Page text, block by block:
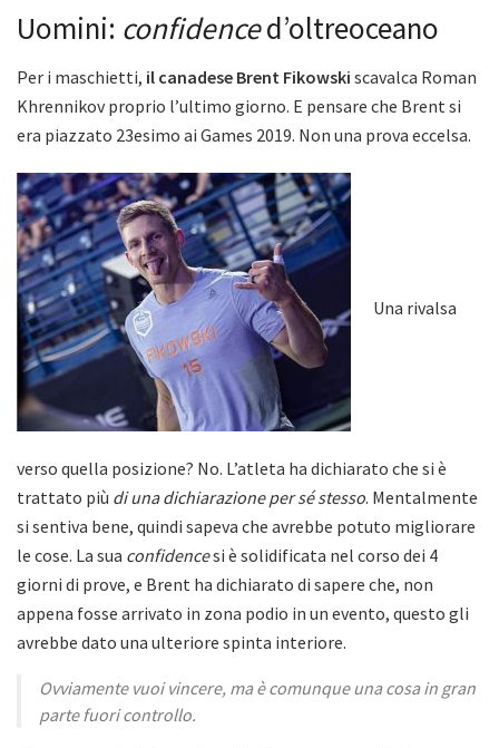
Uomini: confidenced’oltreoceano
Per i maschietti, il canadese Brent Fikowski scavalca Roman
Khrennikov proprio l’ultimo giorno. E pensare che Brent si
era piazzato 23esimo ai Games 2019. Non una prova eccelsa.
Una rivalsa
verso quella posizione? No. L’atleta ha dichiarato che si è
trattato più di una dichiarazione per sé stesso. Mentalmente
si sentiva bene, quindi sapeva che avrebbe potuto migliorare
le cose. La sua confidencesi è solidificata nel corso dei 4
giorni di prove, e Brent ha dichiarato di sapere che, non
appena fosse arrivato in zona podio in un evento, questo gli
avrebbe dato una ulteriore spinta interiore.
Ovviamente vuoi vincere, ma è comunque una cosa in gran
parte fuori controllo.